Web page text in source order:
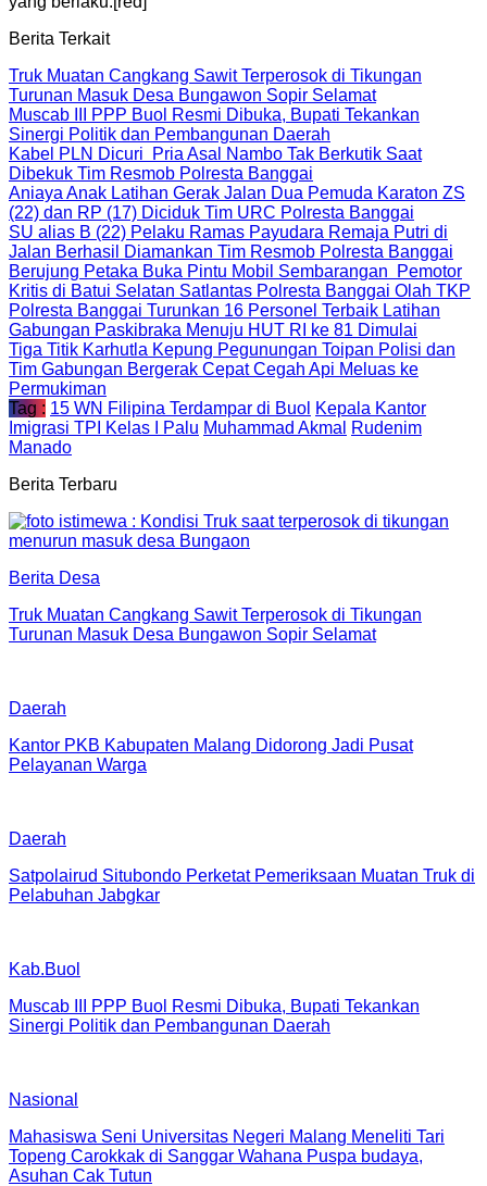
Berita Terkait
Truk Muatan Cangkang Sawit Terperosok di Tikungan
Turunan Masuk Desa Bungawon Sopir Selamat
Muscab III PPP Buol Resmi Dibuka, Bupati Tekankan
Sinergi Politik dan Pembangunan Daerah
Kabel PLN Dicuri Pria Asal Nambo Tak Berkutik Saat
Dibekuk Tim Resmob Polresta Banggai
Aniaya Anak Latihan Gerak Jalan Dua Pemuda Karaton ZS
(22) dan RP (17) Diciduk Tim URC Polresta Banggai
SU alias B (22) Pelaku Ramas Payudara Remaja Putri di
Jalan Berhasil Diamankan Tim Resmob Polresta Banggai
Berujung Petaka Buka Pintu Mobil Sembarangan Pemotor
Kritis di Batui Selatan Satlantas Polresta Banggai Olah TKP
Polresta Banggai Turunkan 16 Personel Terbaik Latihan
Gabungan Paskibraka Menuju HUT RI ke 81 Dimulai
Tiga Titik Karhutla Kepung Pegunungan Toipan Polisi dan
Tim Gabungan Bergerak Cepat Cegah Api Meluas ke
Permukiman
Tag : 15 WN Filipina Terdampar di Buol Kepala Kantor
Imigrasi TPI Kelas I Palu Muhammad Akmal
Rudenim
Manado
Berita Terbaru
Berita Desa
Truk Muatan Cangkang Sawit Terperosok di Tikungan
Turunan Masuk Desa Bungawon Sopir Selamat
Daerah
Kantor PKB Kabupaten Malang Didorong Jadi Pusat
Pelayanan Warga
Daerah
Satpolairud Situbondo Perketat Pemeriksaan Muatan Truk di
Pelabuhan Jabgkar
Kab.Buol
Muscab III PPP Buol Resmi Dibuka, Bupati Tekankan
Sinergi Politik dan Pembangunan Daerah
Nasional
Mahasiswa Seni Universitas Negeri Malang Meneliti Tari
Topeng Carokkak di Sanggar Wahana Puspa budaya,
Asuhan Cak Tutun